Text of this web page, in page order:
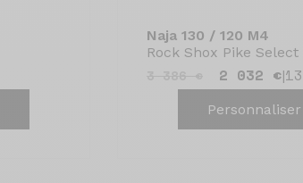
Naja 130 / 120 M4
Rock Shox Pike
2 032 €|
Personnaliser